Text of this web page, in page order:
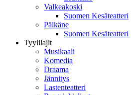
Valkeakoski
Suomen Kesäteatteri
Pälkäne
Suomen Kesäteatteri
Tyylilajit
Musikaali
Komedia
Draama
Jännitys
Lastenteatteri